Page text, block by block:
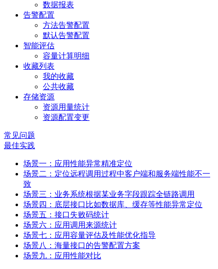
数据报表
告警配置
方法告警配置
默认告警配置
智能评估
容量计算明细
收藏列表
我的收藏
公共收藏
存储资源
资源用量统计
资源配置变更
常见问题
最佳实践
场景一：应用性能异常精准定位
场景二：定位远程调用过程中客户端和服务端性能不一
致
场景三：业务系统根据某业务字段跟踪全链路调用
场景四：底层接口比如数据库、缓存等性能异常定位
场景五：接口失败码统计
场景六：应用调用来源统计
场景七：应用容量评估及性能优化指导
场景八：海量接口的告警配置方案
场景九：应用性能对比